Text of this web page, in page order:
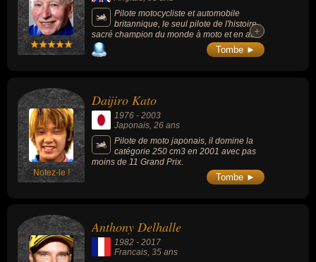
Pilote motocycliste et automobile
britannique, le seul pilote de l'histoire
sacré champion du monde à moto et en auto
: 7 fois champion du monde de moto de
vitesse sur MV Agusta et 1 fois champion du
+
+
Tombe ►
Notez-le !
Daijiro Kato
1976 - 2003
Japonais, 26 ans
Pilote de moto japonais, il domine la
catégorie 250 cm3 en 2001 avec pas
moins de 11 Grand Prix.
Tombe ►
Anthony Delhalle
1982 - 2017
Francais, 35 ans